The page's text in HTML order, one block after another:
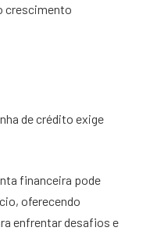
crescimento
de crédito exige
financeira pode
oferecendo
enfrentar desafios e